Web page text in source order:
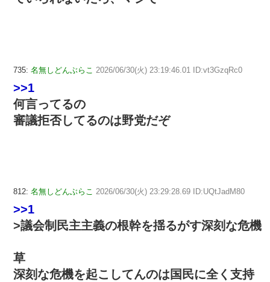
735: 名無しどんぶらこ 2026/06/30(火) 23:19:46.01 ID:vt3GzqRc0
>>1
何言ってるの
審議拒否してるのは野党だぞ
812: 名無しどんぶらこ 2026/06/30(火) 23:29:28.69 ID:UQtJadM80
>>1
>議会制民主主義の根幹を揺るがす深刻な危機
草
深刻な危機を起こしてんのは国民に全く支持